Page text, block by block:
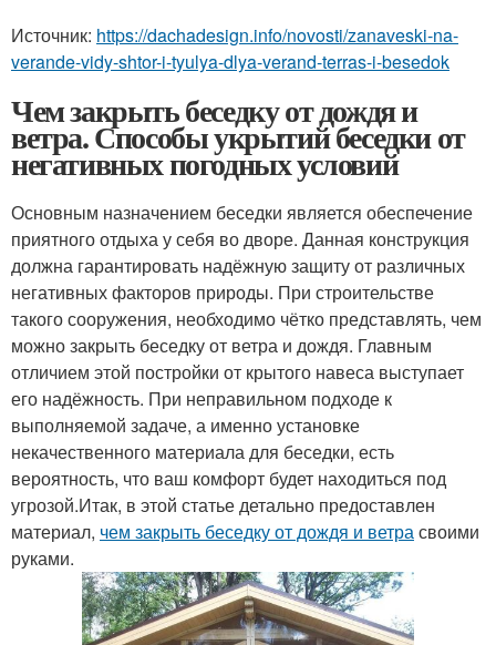
Источник: https://dachadesign.info/novosti/zanaveski-na-
verande-vidy-shtor-i-tyulya-dlya-verand-terras-i-besedok
Чем закрыть беседку от дождя и
ветра. Способы укрытий беседки от
негативных погодных условий
Основным назначением беседки является обеспечение
приятного отдыха у себя во дворе. Данная конструкция
должна гарантировать надёжную защиту от различных
негативных факторов природы. При строительстве
такого сооружения, необходимо чётко представлять, чем
можно закрыть беседку от ветра и дождя. Главным
отличием этой постройки от крытого навеса выступает
его надёжность. При неправильном подходе к
выполняемой задаче, а именно установке
некачественного материала для беседки, есть
вероятность, что ваш комфорт будет находиться под
угрозой.Итак, в этой статье детально предоставлен
материал, чем закрыть беседку от дождя и ветрасвоими
руками.